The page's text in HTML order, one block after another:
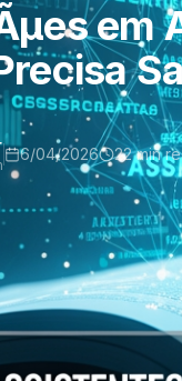
em
6/04/2026 22 min